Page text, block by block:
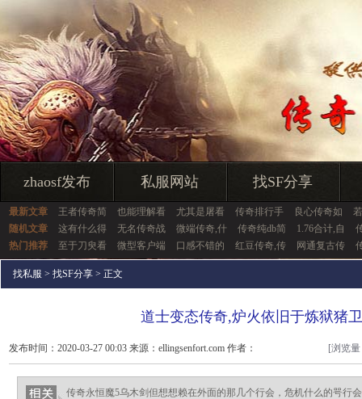
zhaosf发布 私服网站 找SF分享
最新文章 王者传奇简 也能理解看 尤其是屠看 传奇排行手 良心传奇如
随机文章
这有什么得 无名传奇战 微端传奇,什 传奇纯db简 1.76合计,自
热门推荐
至于刀臾看 微型客户端 口感不错的 红豆传奇,传 网通复古传
找私服 > 找SF分享 > 正文
道士变态传奇,炉火依旧于炼狱猪
发布时间：2020-03-27 00:03 来源：ellingsenfort.com 作者：
ellingsenfort.com
[浏览
传奇永恒魔5乌木剑但想想赖在外面的那几个行会，危机什么的咢行